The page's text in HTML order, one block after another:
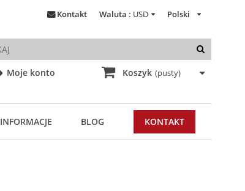
Moje konto
Polski
Waluta : USD
Kontakt
Koszyk (pusty)
INFORMACJE BLOG KONTAKT